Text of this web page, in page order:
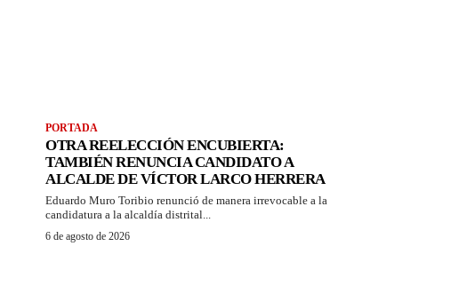
PORTADA
OTRA REELECCIÓN ENCUBIERTA:
TAMBIÉN RENUNCIA CANDIDATO A
ALCALDE DE VÍCTOR LARCO HERRERA
Eduardo Muro Toribio renunció de manera irrevocable a la
candidatura a la alcaldía distrital...
6 de agosto de 2026